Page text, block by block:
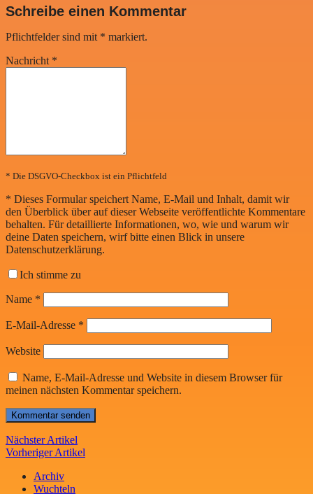
Schreibe einen Kommentar
Pflichtfelder sind mit * markiert.
Nachricht *
* Die DSGVO-Checkbox ist ein Pflichtfeld
* Dieses Formular speichert Name, E-Mail und Inhalt, damit wir
den Überblick über auf dieser Webseite veröffentlichte Kommentare
behalten. Für detaillierte Informationen, wo, wie und warum wir
deine Daten speichern, wirf bitte einen Blick in unsere
Datenschutzerklärung.
Ich stimme zu
Name *
E-Mail-Adresse *
Website
Name, E-Mail-Adresse und Website in diesem Browser für
meinen nächsten Kommentar speichern.
Nächster Artikel
Vorheriger Artikel
Archiv
Wuchteln